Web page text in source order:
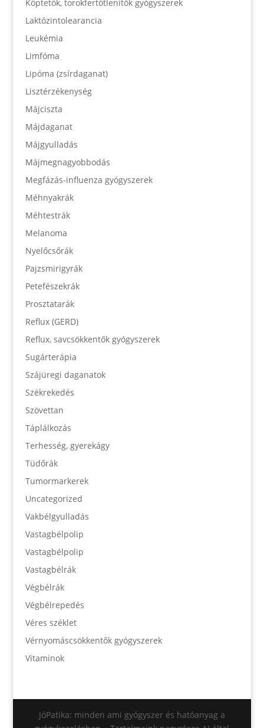
Köptetők, torokfertőtlenítők gyógyszerek
Laktózintolearancia
Leukémia
Limfóma
Lipóma (zsírdaganat)
Lisztérzékenység
Májciszta
Májdaganat
Májgyulladás
Májmegnagyobbodás
Megfázás-influenza gyógyszerek
Méhnyakrák
Méhtestrák
Melanoma
Nyelőcsőrák
Pajzsmirigyrák
Petefészekrák
Prosztatarák
Reflux (GERD)
Reflux, savcsökkentők gyógyszerek
Sugárterápia
Szájüregi daganatok
Székrekedés
Szövettan
Táplálkozás
Terhesség, gyerekágy
Tüdőrák
Tumormarkerek
Uncategorized
Vakbélgyulladás
Vastagbélpolip
Vastagbélpolip
Vastagbélrák
Végbélrák
Végbélrepedés
Véres széklet
Vérnyomáscsökkentők gyógyszerek
Vitaminok
JóPatika: minden ami gyógyszer és hatóanyag a